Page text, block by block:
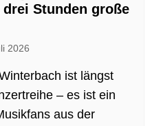
Stunden große
2026
ist längst
– es ist ein
aus der